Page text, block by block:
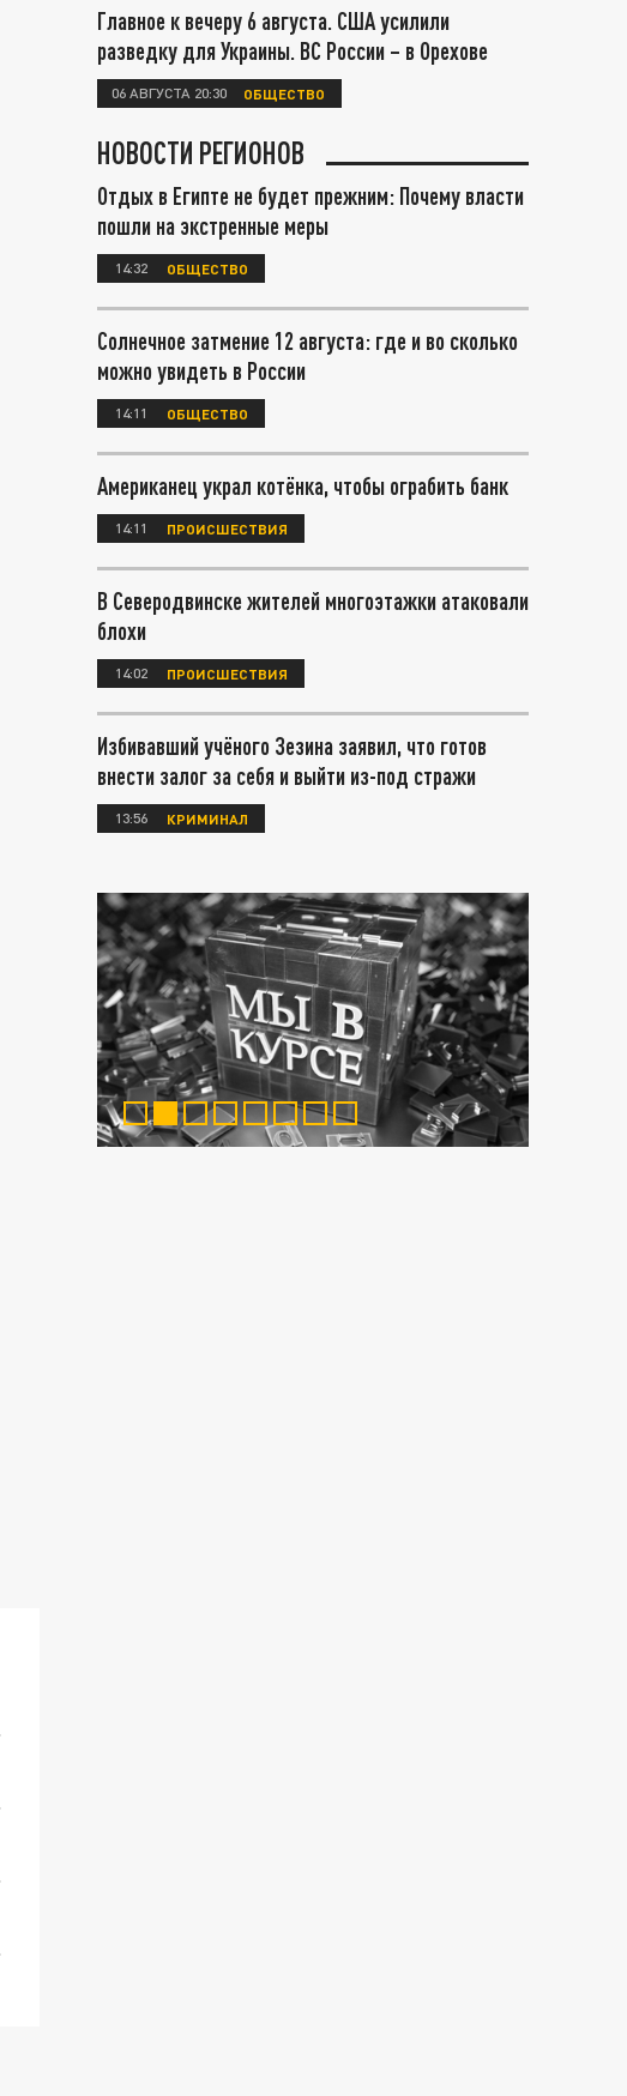
Главное к вечеру 6 августа. США усилили
разведку для Украины. ВС России – в Орехове
06 АВГУСТА 20:30 ОБЩЕСТВО
НОВОСТИ РЕГИОНОВ
Отдых в Египте не будет прежним: Почему власти
пошли на экстренные меры
14:32 ОБЩЕСТВО
Солнечное затмение 12 августа: где и во сколько
можно увидеть в России
14:11 ОБЩЕСТВО
Американец украл котёнка, чтобы ограбить банк
14:11 ПРОИСШЕСТВИЯ
В Северодвинске жителей многоэтажки атаковали
блохи
14:02 ПРОИСШЕСТВИЯ
Избивавший учёного Зезина заявил, что готов
внести залог за себя и выйти из-под стражи
13:56 КРИМИНАЛ